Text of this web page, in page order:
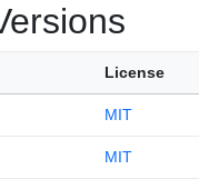
License
MIT
MIT